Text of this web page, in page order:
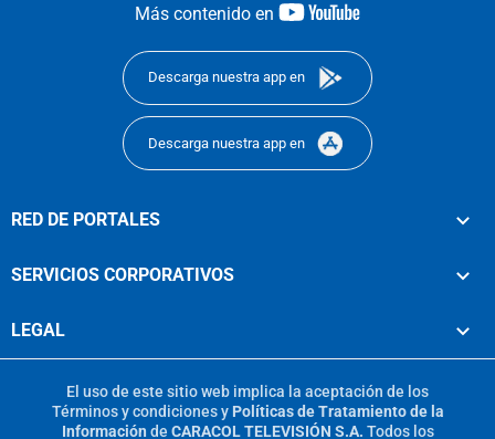
Más contenido en
youtube-
Descarga nuestra app en
Descarga nuestra app en
RED DE PORTALES
SERVICIOS CORPORATIVOS
LEGAL
El uso de este sitio web implica la aceptación de los
Términos y condicionesy Políticas de Tratamiento de la
Información de CARACOL TELEVISIÓN S.A. Todos los